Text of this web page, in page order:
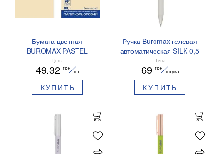
Бумага цветная
BUROMAX PASTEL
EUROMAX 20 арк А4 80 г/
мс BM.2721220E-08
Цена
49.32 грн
шт
КУПИТЬ
Ручка Buromax гелевая
автоматическая SILK 0,5
мм синие чернила
BM.83100
Цена
69 грн
штука
КУПИТЬ